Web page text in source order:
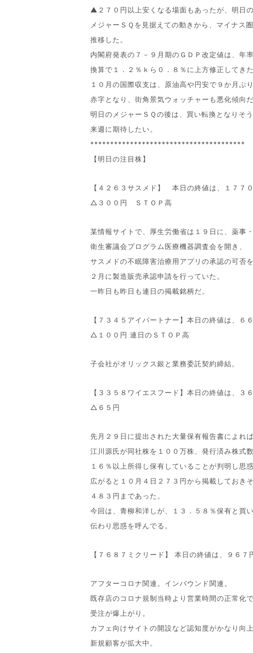
▲２７０円以上安くなる場面もあったが、明日の
メジャーＳＱを見据えての動きから、マイナス
推移した。
内閣府発表の７－９月期のＧＤＰ改定値は、年率
換算で１．２％ｋら０．８％に上方修正してきた
１０月の国際収支は、原油高や円安で９か月ぶ
赤字となり、街角景気ウォッチャーも悪化傾向だ
明日のメジャーＳＱの後は、買い転換となりそ
来週に期待したい。
***************************************
【明日の注目株】
【４２６３サスメド】 本日の終値は、１７７
△３００円 ＳＴＯＰ高
某情報サイトで、厚生労働省は１９日に、薬事
衛生審議会プログラム医療機器調査会を開き、
サスメドの不眠障害治療用アプリの承認の可否を
２月に製造販売承認申請を行っていた。
一昨日も昨日も連日の掲載銘柄だ。
【７３４５アイパートナー】本日の終値は、６
△１００円 連日のＳＴＯＰ高
子会社がオリックス銀と業務委託契約締結。
【３３５８ワイエスフード】本日の終値は、３
△６５円
先月２９日に提出された大量保有報告書によれば
江川源氏が同社株を１００万株、発行済み株式
１６％以上所得し保有していることが判明し思
広がると１０月４日２７３円から掲載しておき
４８３円まであった。
今回は、青柳和洋しが、１３．５８％保有と買
伝わり思惑を呼んでる。
【７６８７ミクリード】 本日の終値は、９６
アフターコロナ関連。インバウンド関連。
既存店のコロナ規制当時より営業時間の正常化で
受注が爆上がり。
カフェ向けサイトの開設など認知度がかなり向
新規顧客が拡大中。